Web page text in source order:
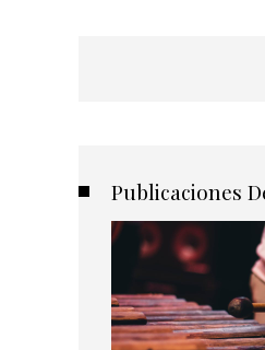
Publicaciones